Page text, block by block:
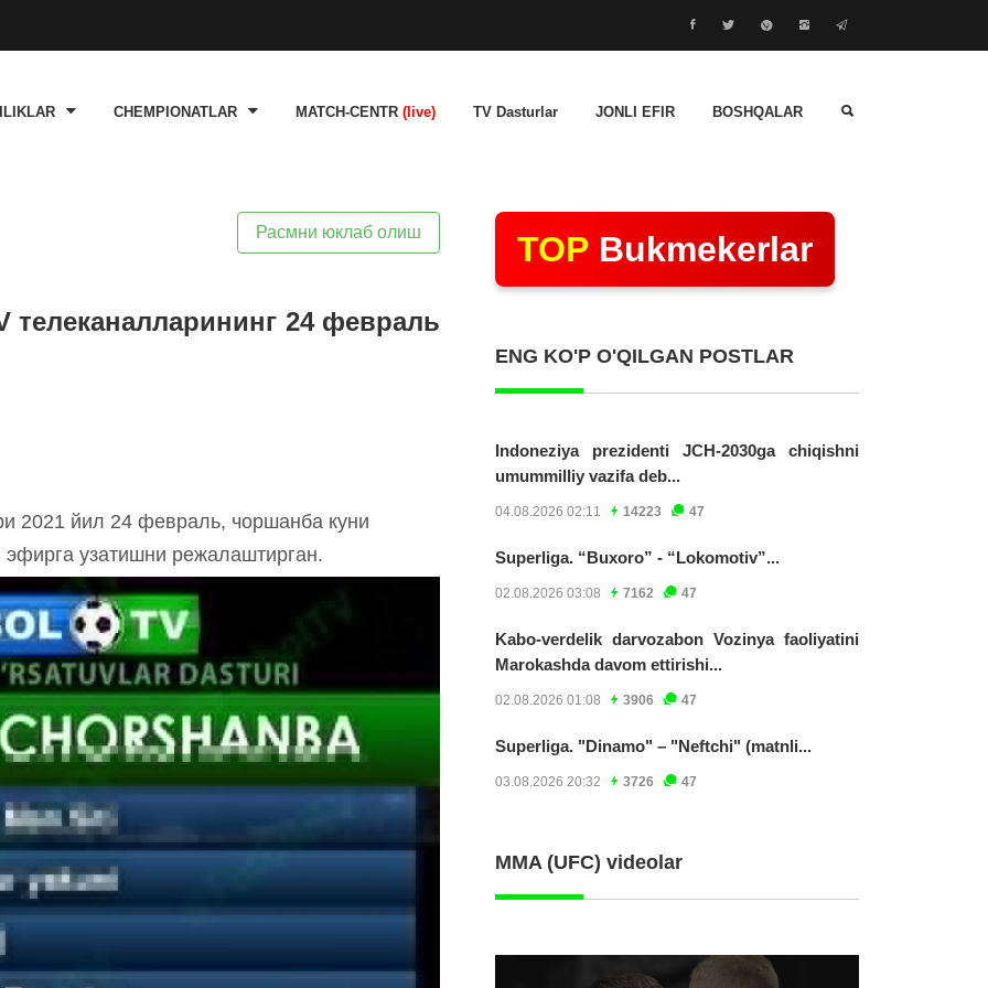
CHEMPIONATLAR MATCH-CENTR (live) TV Dasturlar JONLI EFIR BOSHQALAR
Расмни юклаб олиш
телеканалларининг 24 февраль
2021 йил 24 февраль, чоршанба куни
эфирга узатишни режалаштирган.
TOP Bukmekerlar
ENG KO'P O'QILGAN POSTLAR
Indoneziya prezidenti JCH-2030ga chiqishni
umummilliy vazifa deb...
04.08.2026 02:11 14223 47
Superliga. “Buxoro” - “Lokomotiv”...
02.08.2026 03:08 7162 47
Kabo-verdelik darvozabon Vozinya faoliyatini
Marokashda davom ettirishi...
02.08.2026 01:08 3906 47
Superliga. "Dinamo" – "Neftchi" (matnli...
03.08.2026 20:32 3726 47
MMA (UFC) videolar